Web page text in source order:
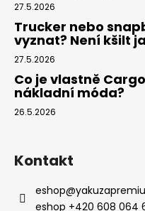
27.5.2026
Trucker nebo
vyznat? Není kšilt
27.5.2026
Co je vlastně
nákladní móda?
26.5.2026
Kontakt
eshop@
eshop +420 608 064